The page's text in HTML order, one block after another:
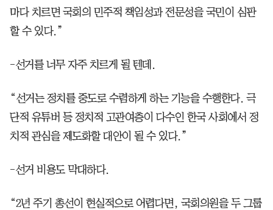
마다 치르면 국회의 민주적 책임성과 전문성을 국민이 심판
할 수 있다.”
-선거를 너무 자주 치르게 될 텐데.
“선거는 정치를 중도로 수렴하게 하는 기능을 수행한다. 극
단적 유튜버 등 정치적 고관여층이 다수인 한국 사회에서 정
치적 관심을 제도화할 대안이 될 수 있다.”
-선거 비용도 막대하다.
“2년 주기 총선이 현실적으로 어렵다면, 국회의원을 두 그룹